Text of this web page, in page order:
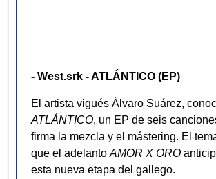
- West.srk - ATLÁNTICO (EP)
El artista vigués Álvaro Suárez,
ATLÁNTICO, un EP de seis
firma la mezcla y el mástering. El
que el adelanto AMOR X ORO
esta nueva etapa del gallego.